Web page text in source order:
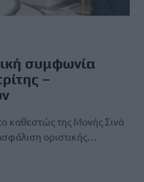
συμφωνία
–
καθεστώς της Μονής Σινά
οριστικής…